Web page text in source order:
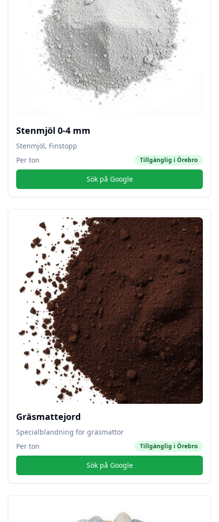
Stenmjöl 0-4 mm
Stenmjöl, Finstopp
Per ton
Tillgänglig i Örebro
Sök på Google
Gräsmattejord
Specialblandning för gräsmattor
Per ton
Tillgänglig i Örebro
Sök på Google